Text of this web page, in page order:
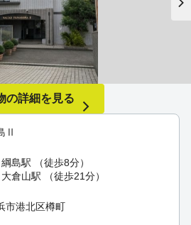
Ⅱ
綱島駅 （徒歩8分）
大倉山駅 （徒歩21分）
市港北区樽町
の詳細を見る